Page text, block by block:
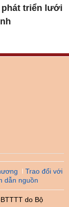
phát triển lưới
Trao đổi với
dẫn nguồn
do Bộ